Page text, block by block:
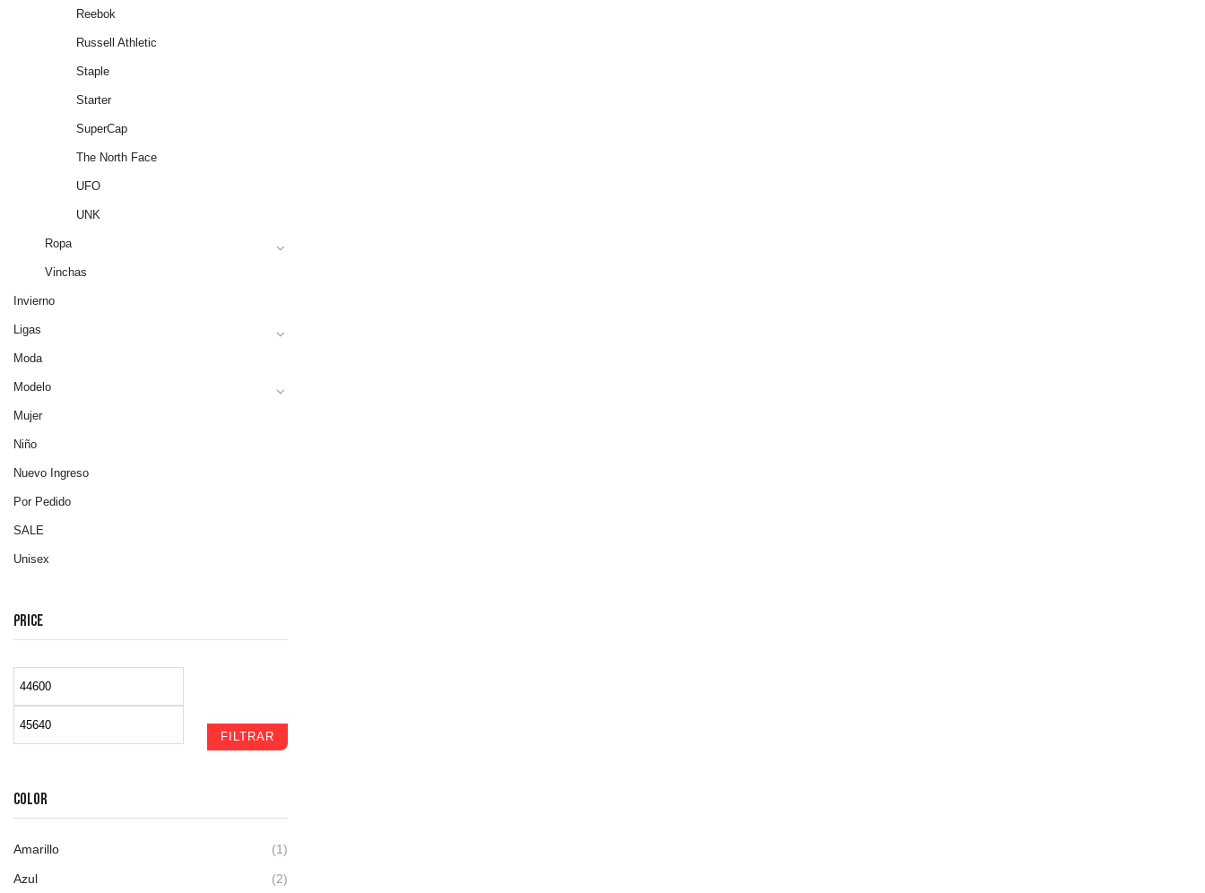
Reebok
Russell Athletic
Staple
Starter
SuperCap
The North Face
UFO
UNK
Ropa
Vinchas
Invierno
Ligas
Moda
Modelo
Mujer
Niño
Nuevo Ingreso
Por Pedido
SALE
Unisex
PRICE
FILTRAR
COLOR
Amarillo (1)
Azul (2)